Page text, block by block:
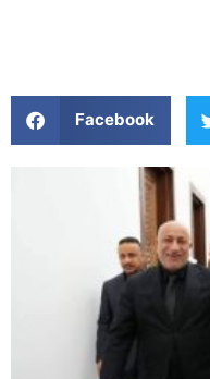
Facebook